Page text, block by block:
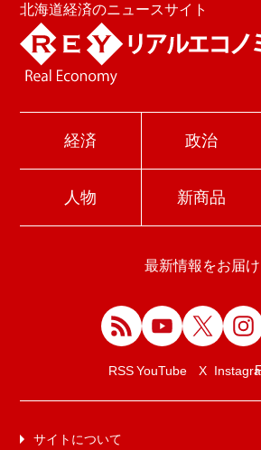
北海道経済のニュースサイト
経済 政治
人物 新商品
最新情報をお届け
RSSYouTube X
サイトについて